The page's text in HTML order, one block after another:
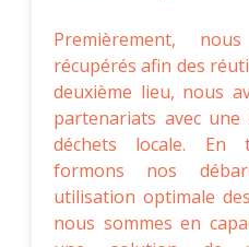
Premièrement,
récupérés afin des
deuxième lieu, nous
partenariats avec
déchets locale. En
formons nos
utilisation optimale
nous sommes en